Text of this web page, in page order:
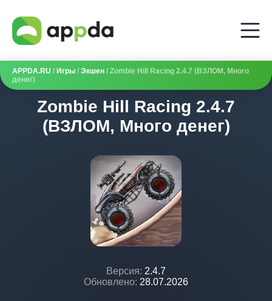
APPDA.RU / Игры / Экшен / Zombie Hill Racing 2.4.7 (ВЗЛОМ, Много
денег)
Zombie Hill Racing 2.4.7
(ВЗЛОМ, Много денег)
Версия: 2.4.7
Обновлено: 28.07.2026